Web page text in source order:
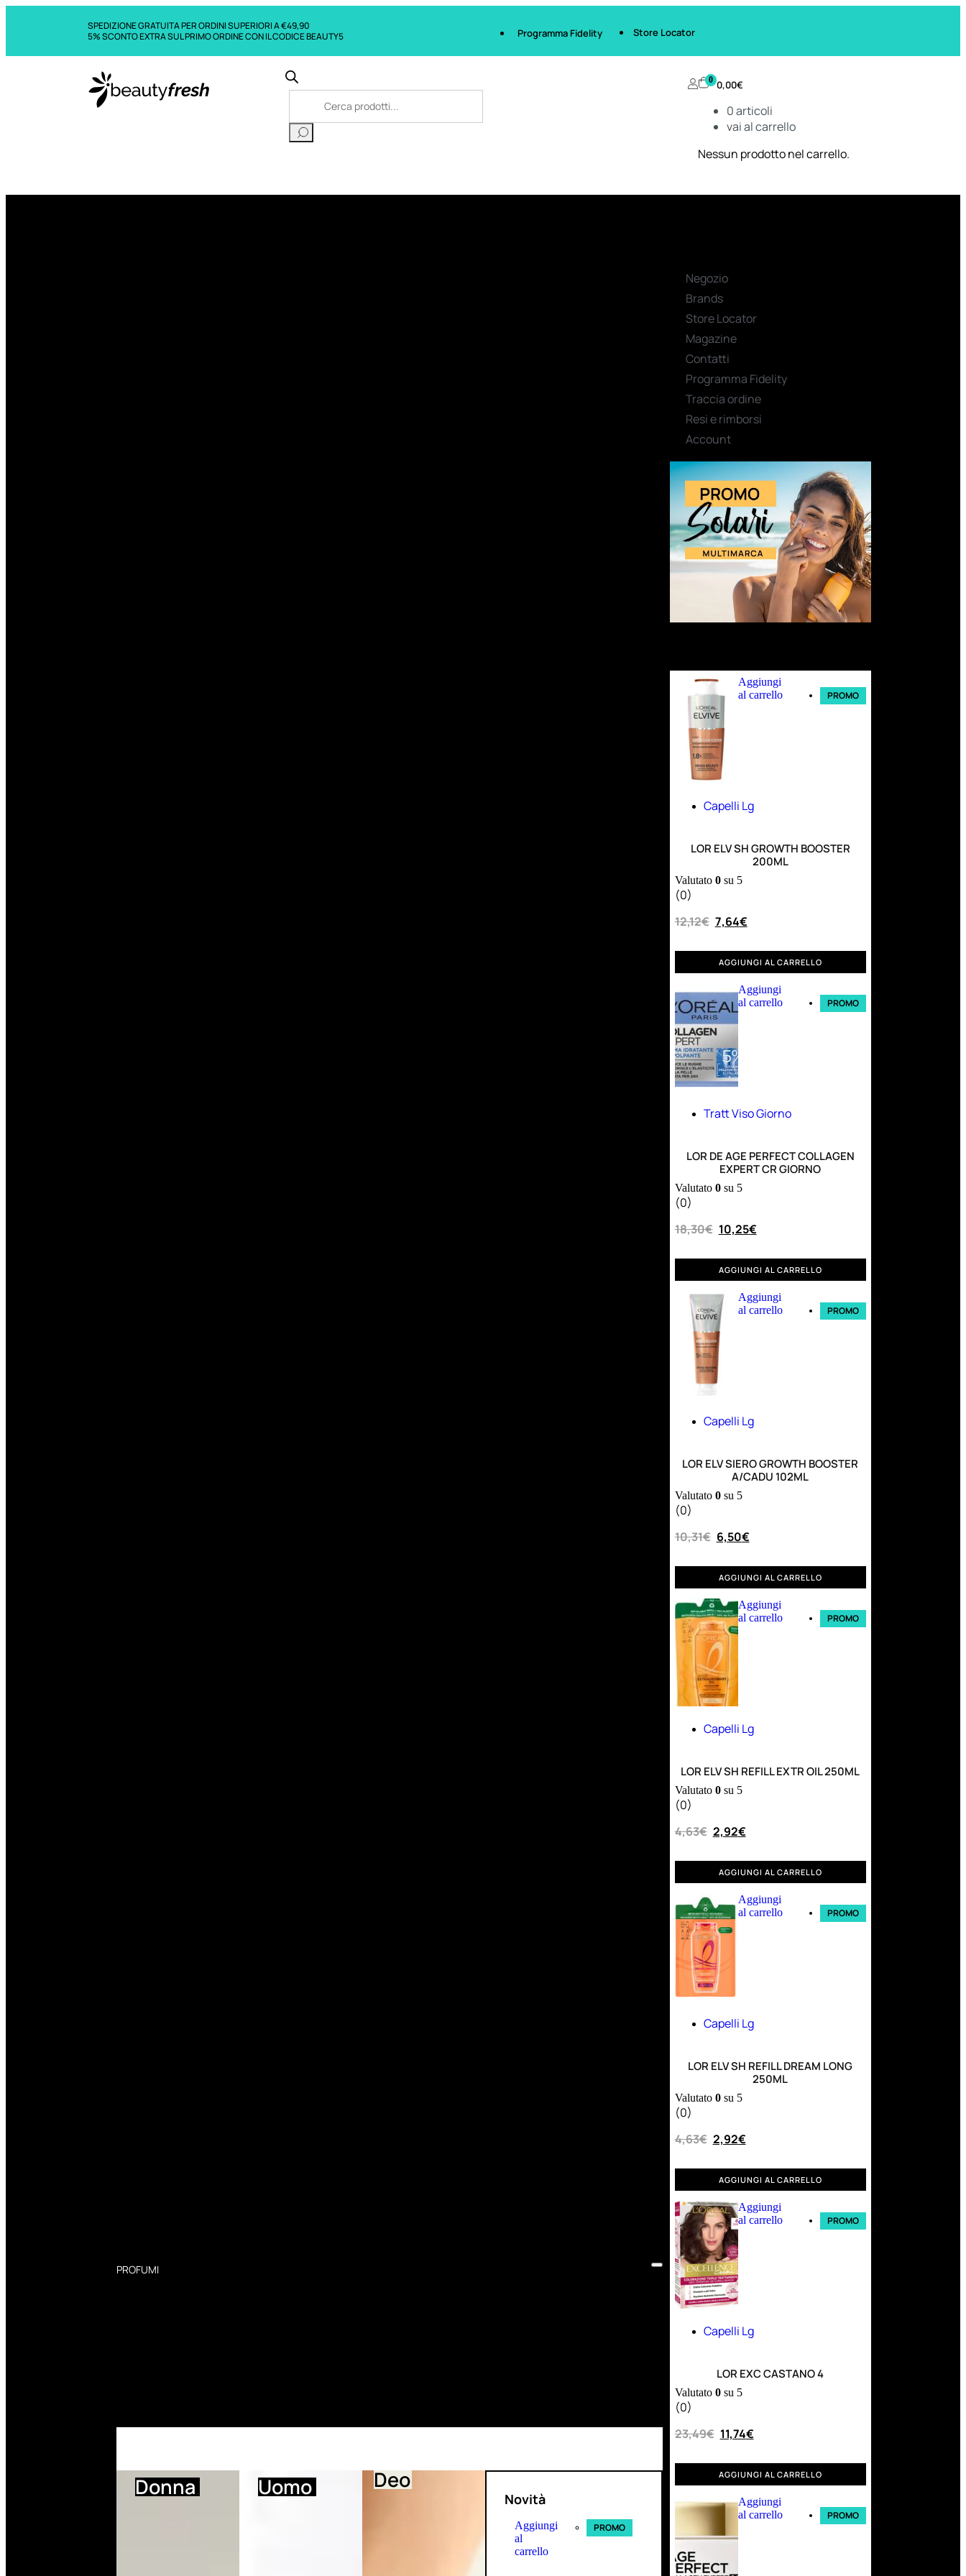
SPEDIZIONE GRATUITA PER ORDINI SUPERIORI A €49,90
5% SCONTO EXTRA SUL PRIMO ORDINE CON IL CODICE BEAUTY5
Programma Fidelity Store Locator
0 0,00€
0articoli
vai al carrello
Nessun prodotto nel carrello.
PROFUMI
Donna Uomo Deo
Novità
Aggiungi
al
carrello
PROMO
Negozio
Brands
Store Locator
Magazine
Contatti
Programma Fidelity
Traccia ordine
Resi e rimborsi
Account
Aggiungi
al carrello
PROMO
Capelli Lg
LOR ELV SH GROWTH BOOSTER
200ML
Valutato 0su 5
(0)
12,12€ 7,64€
AGGIUNGI AL CARRELLO
Aggiungi
al carrello
PROMO
Tratt Viso Giorno
LOR DE AGE PERFECT COLLAGEN
EXPERT CR GIORNO
Valutato 0su 5
(0)
18,30€ 10,25€
AGGIUNGI AL CARRELLO
Aggiungi
al carrello
PROMO
Capelli Lg
LOR ELV SIERO GROWTH BOOSTER
A/CADU 102ML
Valutato 0su 5
(0)
10,31€ 6,50€
AGGIUNGI AL CARRELLO
Aggiungi
al carrello
PROMO
Capelli Lg
LOR ELV SH REFILL EXTR OIL 250ML
Valutato 0su 5
(0)
4,63€ 2,92€
AGGIUNGI AL CARRELLO
Aggiungi
al carrello
PROMO
Capelli Lg
LOR ELV SH REFILL DREAM LONG
250ML
Valutato 0su 5
(0)
4,63€ 2,92€
AGGIUNGI AL CARRELLO
Aggiungi
al carrello
PROMO
Capelli Lg
LOR EXC CASTANO 4
Valutato 0su 5
(0)
23,49€ 11,74€
AGGIUNGI AL CARRELLO
Aggiungi
al carrello
PROMO